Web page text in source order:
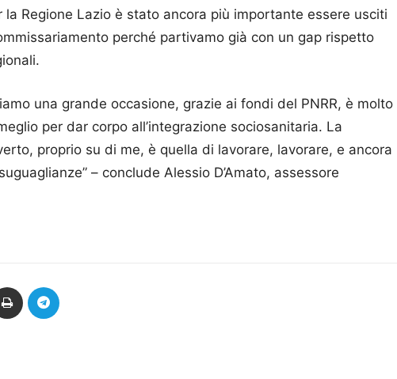
la Regione Lazio è stato ancora più importante essere usciti
perché partivamo già con un gap rispetto
una grande occasione, grazie ai fondi del PNRR, è molto
per dar corpo all’integrazione sociosanitaria. La
proprio su di me, è quella di lavorare, lavorare, e ancora
– conclude Alessio D’Amato, assessore